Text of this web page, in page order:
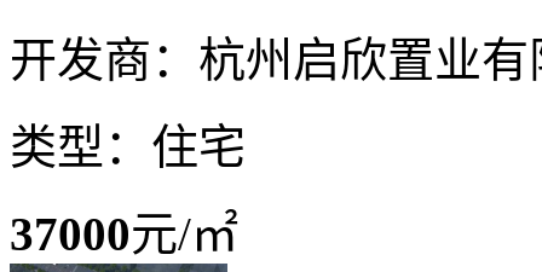
开发商：杭州启欣置业有
类型：住宅
37000元/㎡